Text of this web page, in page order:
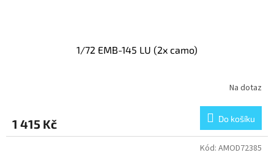
1/72 EMB-145 LU (2x camo)
Na dotaz
1 415 Kč Do košíku
Kód: AMOD72385